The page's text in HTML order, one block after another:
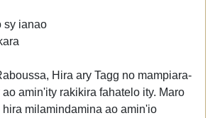
sy ianao
Hira ary Tagg no mampiara-
amin'ity rakikira fahatelo ity. Maro
hira milamindamina ao amin'io